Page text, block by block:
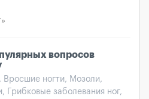
вопросов
Вросшие ногти, Мозоли,
Грибковые заболевания ног,